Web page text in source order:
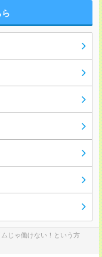
ムじゃ働けない！という方